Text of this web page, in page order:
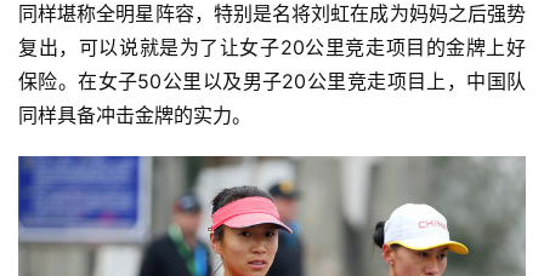
同样堪称全明星阵容，特别是名将刘虹在成为妈妈之后强势
复出，可以说就是为了让女子20公里竞走项目的金牌上好
保险。在女子50公里以及男子20公里竞走项目上，中国队
同样具备冲击金牌的实力。